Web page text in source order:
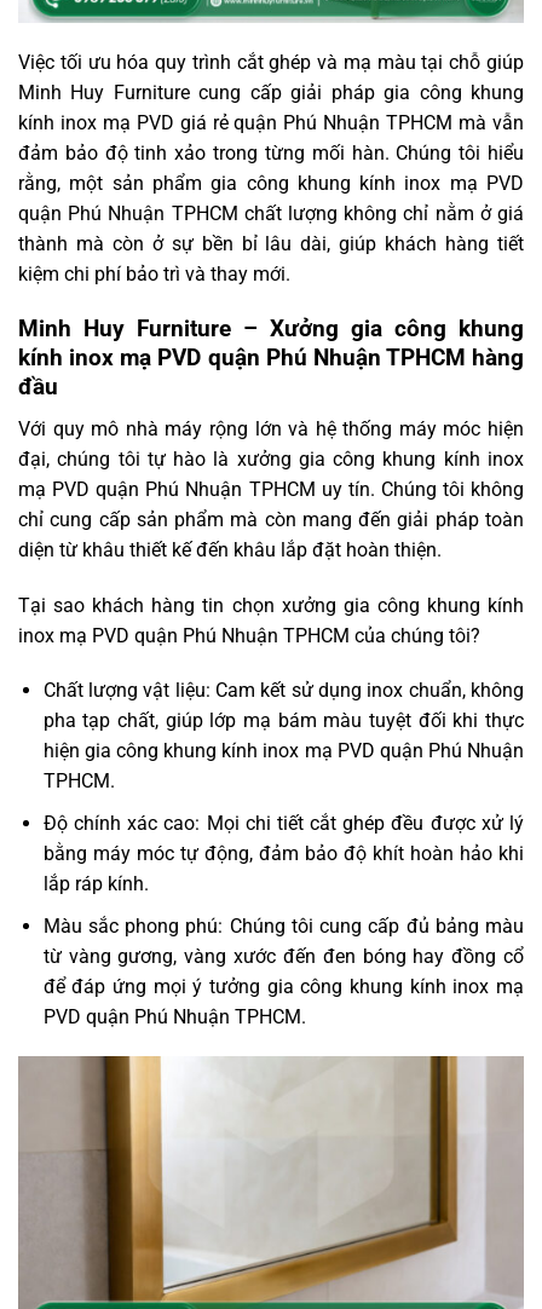
Việc tối ưu hóa quy trình cắt ghép và mạ màu tại chỗ giúp
Minh Huy Furniture cung cấp giải pháp gia công khung
kính inox mạ PVD giá rẻ quận Phú Nhuận TPHCM mà vẫn
đảm bảo độ tinh xảo trong từng mối hàn. Chúng tôi hiểu
rằng, một sản phẩm gia công khung kính inox mạ PVD
quận Phú Nhuận TPHCM chất lượng không chỉ nằm ở giá
thành mà còn ở sự bền bỉ lâu dài, giúp khách hàng tiết
kiệm chi phí bảo trì và thay mới.
Minh Huy Furniture – Xưởng gia công khung
kính inox mạ PVD quận Phú Nhuận TPHCM hàng
đầu
Với quy mô nhà máy rộng lớn và hệ thống máy móc hiện
đại, chúng tôi tự hào là xưởng gia công khung kính inox
mạ PVD quận Phú Nhuận TPHCM uy tín. Chúng tôi không
chỉ cung cấp sản phẩm mà còn mang đến giải pháp toàn
diện từ khâu thiết kế đến khâu lắp đặt hoàn thiện.
Tại sao khách hàng tin chọn xưởng gia công khung kính
inox mạ PVD quận Phú Nhuận TPHCM của chúng tôi?
Chất lượng vật liệu: Cam kết sử dụng inox chuẩn, không
pha tạp chất, giúp lớp mạ bám màu tuyệt đối khi thực
hiện gia công khung kính inox mạ PVD quận Phú Nhuận
TPHCM.
Độ chính xác cao: Mọi chi tiết cắt ghép đều được xử lý
bằng máy móc tự động, đảm bảo độ khít hoàn hảo khi
lắp ráp kính.
Màu sắc phong phú: Chúng tôi cung cấp đủ bảng màu
từ vàng gương, vàng xước đến đen bóng hay đồng cổ
để đáp ứng mọi ý tưởng gia công khung kính inox mạ
PVD quận Phú Nhuận TPHCM.